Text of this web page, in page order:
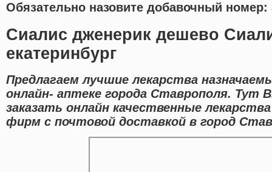
Обязательно назовите добавочный номер:
Сиалис дженерик дешево
екатеринбург
Предлагаем лучшие лекарства
онлайн- аптеке города Ставрополя.
заказать онлайн качественные
фирм с почтовой доставкой в город